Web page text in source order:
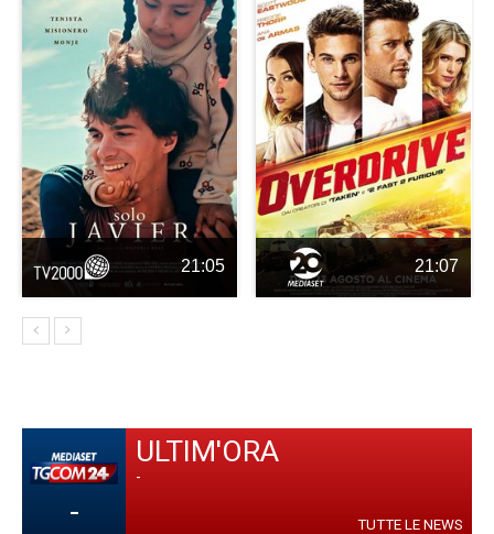
21:05 21:07
-
ULTIM'ORA
-
TUTTE LE NEWS